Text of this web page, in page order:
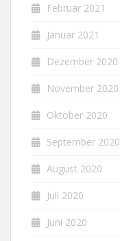
Februar 2021
Januar 2021
Dezember 2020
November 2020
Oktober 2020
September 2020
August 2020
Juli 2020
Juni 2020